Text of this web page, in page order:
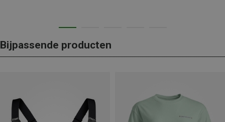
Bijpassende producten